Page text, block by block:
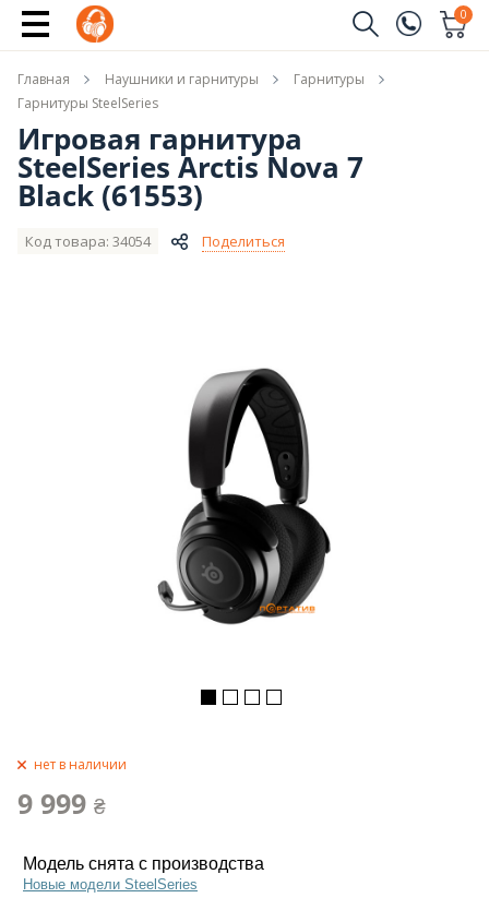
(096)
(044)
0
Имя
Телефон
Главная Наушники и гарнитуры
Гарнитуры
Гарнитуры SteelSeries
Игровая гарнитура
SteelSeries Arctis Nova 7
Black (61553)
Код товара: 34054 Поделиться
нет в наличии
9 999 ₴
Модель снята с производства
Новые модели SteelSeries